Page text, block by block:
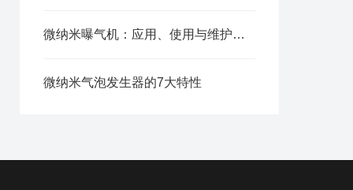
微纳米曝气机：应用、使用与维护全指南
微纳米气泡发生器的7大特性